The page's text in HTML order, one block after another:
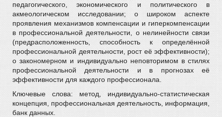
педагогического, экономического и политического в
акмеологическом исследовании; о широком аспекте
проявления механизмов компенсации и гиперкомпенсации
в профессиональной деятельности, о нелинейности связи
(предрасположенность, способность к определённой
профессиональной деятельности, рост её эффективности);
о закономерном и индивидуально неповторимом в стилях
профессиональной деятельности и в прогнозах её
эффективности для каждого профессионала.
Ключевые слова: метод, индивидуально-статистическая
концепция, профессиональная деятельность, информация,
банк данных.